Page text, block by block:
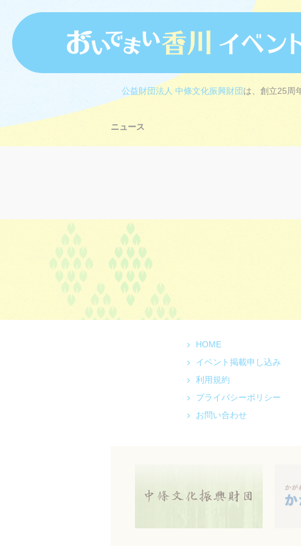
公益財団法人 中條文化振興財団は、創立25周
ニュース
HOME
イベント掲載申し込み
利用規約
プライバシーポリシー
お問い合わせ